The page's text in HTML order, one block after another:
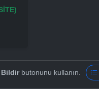
Bildirbutonunu kullanın.